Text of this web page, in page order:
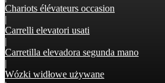
Chariots élévateurs occasion
|
Carrelli elevatori usati
|
Carretilla elevadora segunda mano
|
Wózki widłowe używane